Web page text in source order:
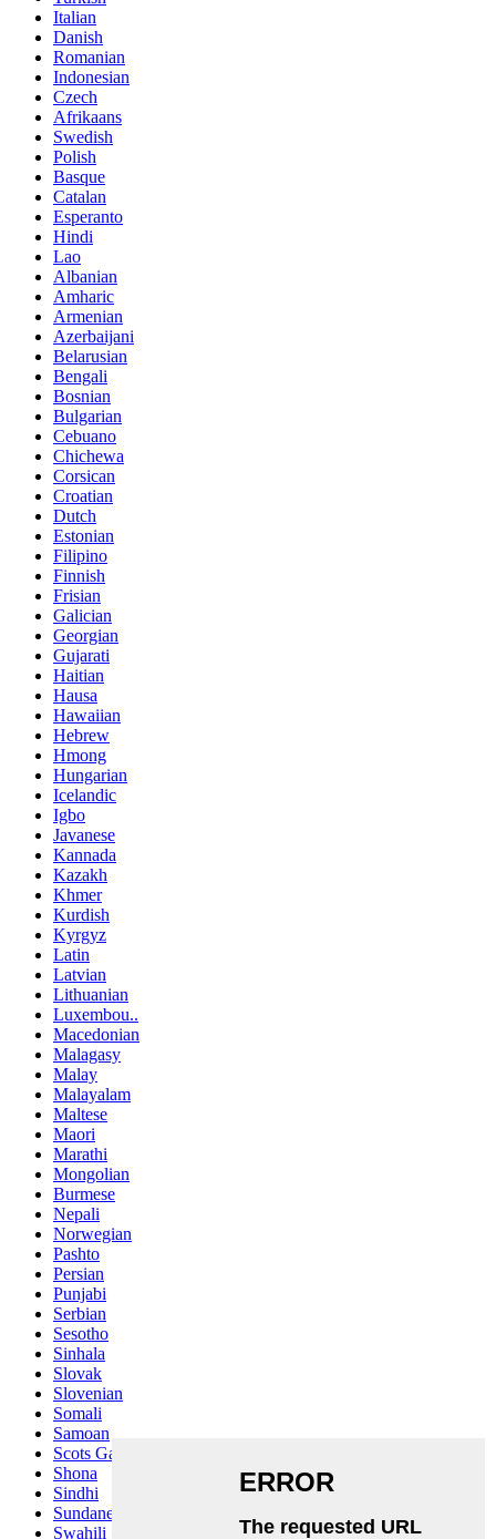
Italian
Danish
Romanian
Indonesian
Czech
Afrikaans
Swedish
Polish
Basque
Catalan
Esperanto
Hindi
Lao
Albanian
Amharic
Armenian
Azerbaijani
Belarusian
Bengali
Bosnian
Bulgarian
Cebuano
Chichewa
Corsican
Croatian
Dutch
Estonian
Filipino
Finnish
Frisian
Galician
Georgian
Gujarati
Haitian
Hausa
Hawaiian
Hebrew
Hmong
Hungarian
Icelandic
Igbo
Javanese
Kannada
Kazakh
Khmer
Kurdish
Kyrgyz
Latin
Latvian
Lithuanian
Luxembou..
Macedonian
Malagasy
Malay
Malayalam
Maltese
Maori
Marathi
Mongolian
Burmese
Nepali
Norwegian
Pashto
Persian
Punjabi
Serbian
Sesotho
Sinhala
Slovak
Slovenian
Somali
Samoan
Scots Gaelic
Shona
Sindhi
Sundanese
Swahili